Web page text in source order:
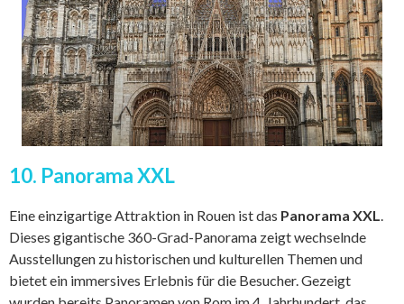
10. Panorama XXL
Eine einzigartige Attraktion in Rouen ist das Panorama XXL.
Dieses gigantische 360-Grad-Panorama zeigt wechselnde
Ausstellungen zu historischen und kulturellen Themen und
bietet ein immersives Erlebnis für die Besucher. Gezeigt